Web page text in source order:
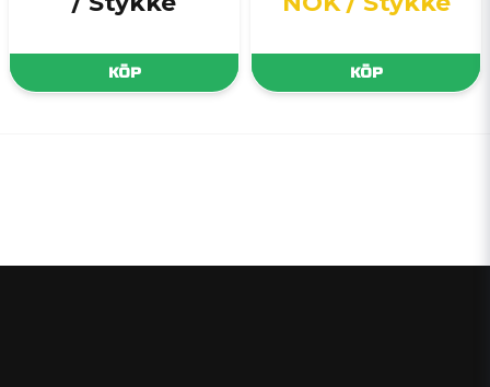
KÖP KÖP